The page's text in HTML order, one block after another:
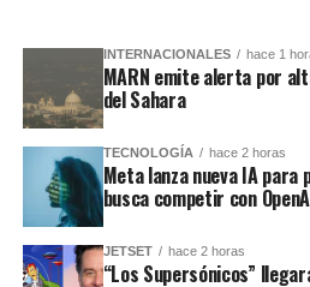
INTERNACIONALES hace 1
MARN emite alerta por
del Sahara
TECNOLOGÍA hace 2 horas
Meta lanza nueva IA
busca competir con
JETSET hace 2 horas
“Los Supersónicos”